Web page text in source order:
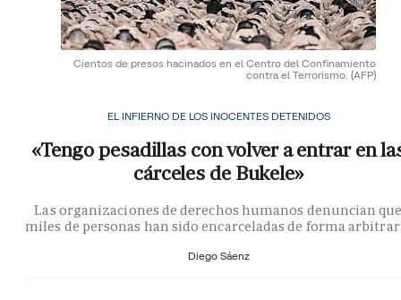
Cientos de presos hacinados en el Centro del Confinamiento
contra el Terrorismo. (AFP)
EL INFIERNO DE LOS INOCENTES DETENIDOS
«Tengo pesadillas con volver a entrar en
cárceles de Bukele»
Las organizaciones de derechos humanos denuncian
miles de personas han sido encarceladas de forma
Diego Sáenz